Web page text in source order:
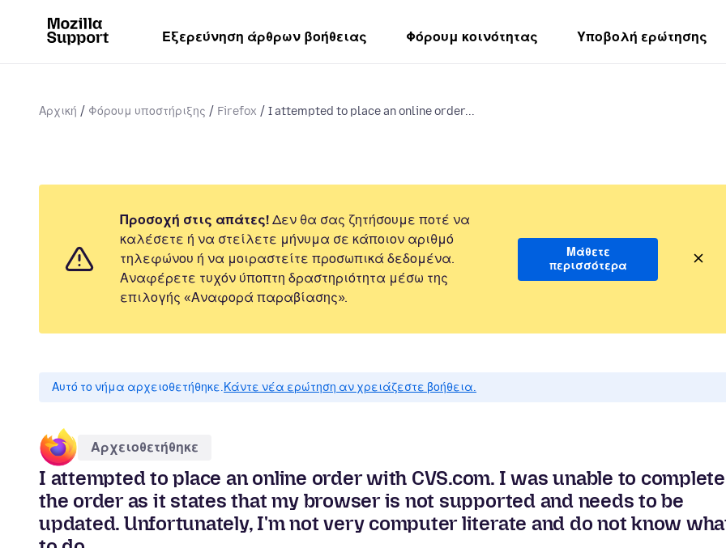
Εξερεύνηση άρθρων βοήθειας Φόρουμ κοινότητας Υποβολή ερώτησης
Αρχική Φόρουμ υποστήριξης Firefox I attempted to place an online order...
Προσοχή στις απάτες! Δεν θα σας ζητήσουμε ποτέ να
καλέσετε ή να στείλετε μήνυμα σε κάποιον αριθμό
τηλεφώνου ή να μοιραστείτε προσωπικά δεδομένα.
Αναφέρετε τυχόν ύποπτη δραστηριότητα μέσω της
επιλογής «Αναφορά παραβίασης».
Μάθετε
περισσότερα
Αυτό το νήμα αρχειοθετήθηκε.Κάντε νέα ερώτηση αν χρειάζεστε βοήθεια.
Αρχειοθετήθηκε
I attempted to place an online order with CVS.com. I was unable to complete
the order as it states that my browser is not supported and needs to be
updated. Unfortunately, I'm not very computer literate and do not know